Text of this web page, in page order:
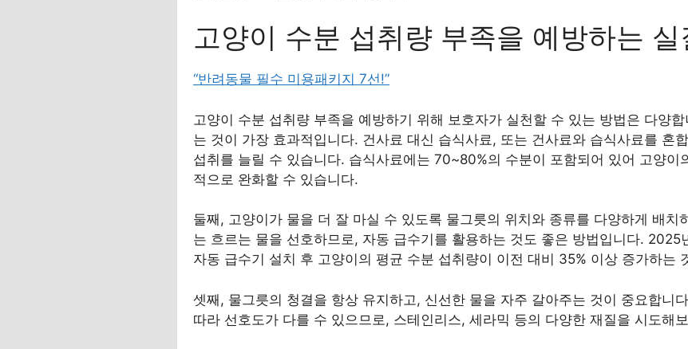
고양이 수분 섭취량 부족을 예방하는
“반려동물 필수 미용패키지 7선!”
고양이 수분 섭취량 부족을 예방하기 위해 보호자가 실천할 수 있는 방법은 다양
는 것이 가장 효과적입니다. 건사료 대신 습식사료, 또는 건사료와 습식사료를 혼
섭취를 늘릴 수 있습니다. 습식사료에는 70~80%의 수분이 포함되어 있어 고양이
적으로 완화할 수 있습니다.
둘째, 고양이가 물을 더 잘 마실 수 있도록 물그릇의 위치와 종류를 다양하게 배치
는 흐르는 물을 선호하므로, 자동 급수기를 활용하는 것도 좋은 방법입니다. 2025
자동 급수기 설치 후 고양이의 평균 수분 섭취량이 이전 대비 35% 이상 증가하는
셋째, 물그릇의 청결을 항상 유지하고, 신선한 물을 자주 갈아주는 것이 중요합니
따라 선호도가 다를 수 있으므로, 스테인리스, 세라믹 등의 다양한 재질을 시도해